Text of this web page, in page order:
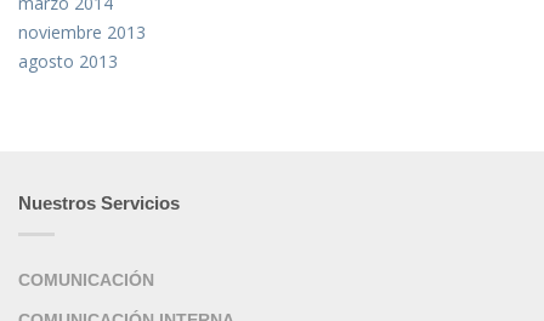
noviembre 2013
agosto 2013
Nuestros Servicios
COMUNICACIÓN